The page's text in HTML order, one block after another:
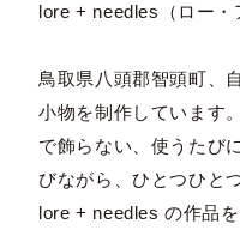
lore + needles（ロー
鳥取県八頭郡智頭町、
小物を制作しています
で飾らない、使うたび
びながら、ひとつひと
lore + needles の作品